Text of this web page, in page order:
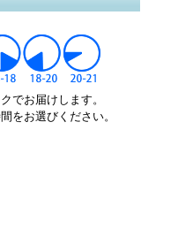
でお届けします。
をお選びください。